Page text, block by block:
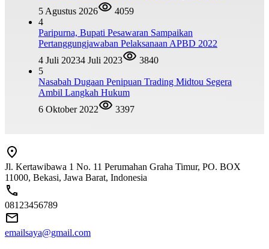
5 Agustus 2026
4059
4
Paripurna, Bupati Pesawaran Sampaikan
Pertanggungjawaban Pelaksanaan APBD 2022
4 Juli 20234 Juli 2023
3840
5
Nasabah Dugaan Penipuan Trading Midtou Segera
Ambil Langkah Hukum
6 Oktober 2022
3397
Jl. Kertawibawa 1 No. 11 Perumahan Graha Timur, PO. BOX
11000, Bekasi, Jawa Barat, Indonesia
08123456789
emailsaya@gmail.com